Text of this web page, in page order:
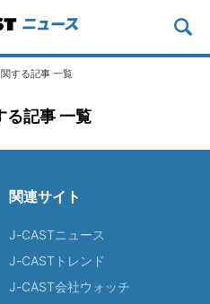
する記事 一覧
る記事 一覧
関連サイト
J-CASTニュース
J-CASTトレンド
J-CAST会社ウォッチ